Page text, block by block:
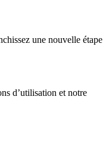
une nouvelle étape
d’utilisation et notre